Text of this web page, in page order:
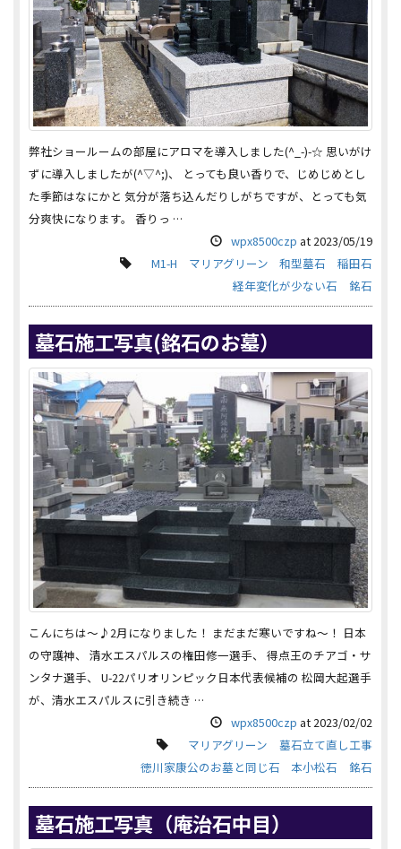
弊社ショールームの部屋にアロマを導入しました(^_-)-☆ 思いがけ
ずに導入しましたが(^▽^;)、 とっても良い香りで、じめじめとし
た季節はなにかと 気分が落ち込んだりしがちですが、とっても気
分爽快になります。 香りっ …
wpx8500czp at2023/05/19
M1-H
マリアグリーン 和型墓石
稲田石
経年変化が少ない石
銘石
墓石施工写真(銘石のお墓）
こんにちは～♪2月になりました！ まだまだ寒いですね～！ 日本
の守護神、 清水エスパルスの権田修一選手、 得点王のチアゴ・サ
ンタナ選手、 U-22パリオリンピック日本代表候補の 松岡大起選手
が、清水エスパルスに引き続き …
wpx8500czp at 2023/02/02
マリアグリーン
墓石立て直し工事
徳川家康公のお墓と同じ石
本小松石 銘石
墓石施工写真（庵治石中目）